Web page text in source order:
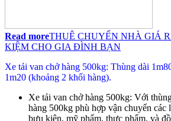
Read moreTHUÊ CHUYỂN NHÀ GIÁ
KIỆM CHO GIA ĐÌNH BẠN
Xe tải van chở hàng 500kg: Thùng dài
1m20 (khoảng 2 khối hàng).
Xe tải van chở hàng 500kg: Với
hàng 500kg phù hợp vận chuyển các
bưu kiện, mỹ phẩm, thực phẩm, và